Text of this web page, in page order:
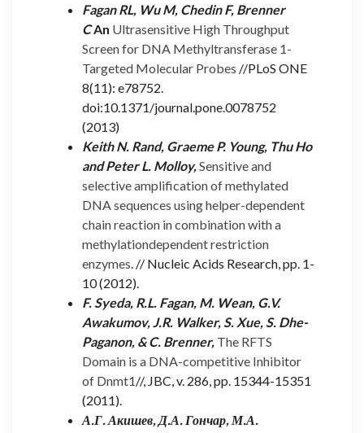
Fagan RL, Wu M, Chedin F, Brenner
CAn Ultrasensitive High Throughput
Screen for DNA Methyltransferase 1-
Targeted Molecular Probes //PLoS ONE
8(11): e78752.
doi:10.1371/journal.pone.0078752
(2013)
Keith N. Rand, Graeme P. Young, Thu Ho
and Peter L. Molloy, Sensitive and
selective amplification of methylated
DNA sequences using helper-dependent
chain reaction in combination with a
methylationdependent restriction
enzymes . // Nucleic Acids Research, pp. 1-
10 (2012).
F. Syeda, R.L. Fagan, M. Wean, G.V.
Awakumov, J.R. Walker, S. Xue, S. Dhe-
Paganon, & C. Brenner, The RFTS
Domain is a DNA-competitive Inhibitor
of Dnmt1//, JBC, v. 286, pp. 15344-15351
(2011).
А.Г. Акишев, Д.А. Гончар, М.А.